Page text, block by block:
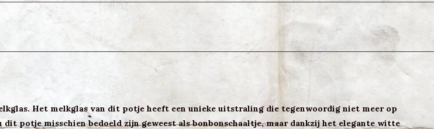
Het melkglas van dit potje heeft een unieke uitstraling die tegenwoordig niet meer op
potje misschien bedoeld zijn geweest als bonbonschaaltje, maar dankzij het elegante witte